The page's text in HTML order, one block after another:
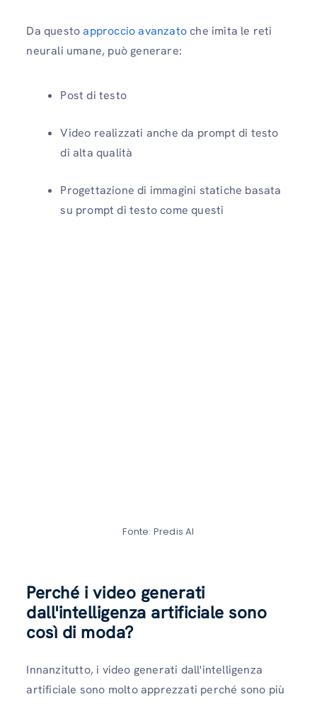
Da questoapproccio avanzatoche imita le reti
neurali umane, può generare:
Post di testo
Video realizzati anche da prompt di testo
di alta qualità
Progettazione di immagini statiche basata
su prompt di testo come questi
Fonte: Predis AI
Perché i video generati
dall'intelligenza artificiale sono
così di moda?
Innanzitutto, i video generati dall'intelligenza
artificiale sono molto apprezzati perché sono più